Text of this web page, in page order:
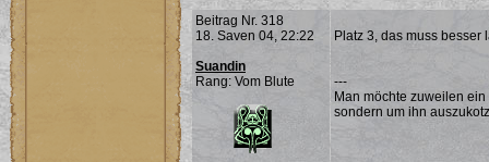
Beitrag Nr. 318
18. Saven 04, 22:22
Suandin
Rang: Vom Blute
Platz 3, das muss besser
---
Man möchte zuweilen
sondern um ihn